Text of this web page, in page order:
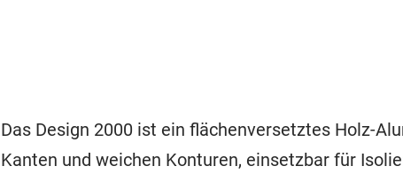
Das Design 2000 ist ein flächenversetztes Holz-
Kanten und weichen Konturen, einsetzbar für